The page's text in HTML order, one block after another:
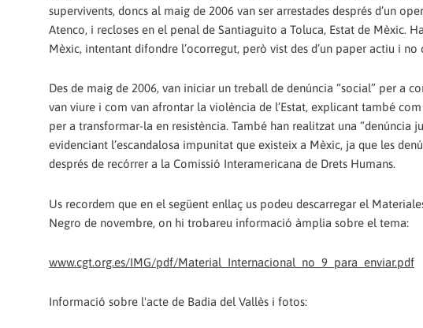
supervivents, doncs al maig de 2006 van ser arrestades després d’un
Atenco, i recloses en el penal de Santiaguito a Toluca, Estat de Mèxic.
Mèxic, intentant difondre l’ocorregut, però vist des d’un paper actiu i no
Des de maig de 2006, van iniciar un treball de denúncia “social” per a
van viure i com van afrontar la violència de l’Estat, explicant també
per a transformar-la en resistència. També han realitzat una “denúncia
evidenciant l’escandalosa impunitat que existeix a Mèxic, ja que les
després de recórrer a la Comissió Interamericana de Drets Humans.
Us recordem que en el següent enllaç us podeu descarregar el
Negro de novembre, on hi trobareu informació àmplia sobre el tema:
www.cgt.org.es/IMG/pdf/Material_Internacional_no_9_para_enviar.pdf
Informació sobre l'acte de Badia del Vallès i fotos: